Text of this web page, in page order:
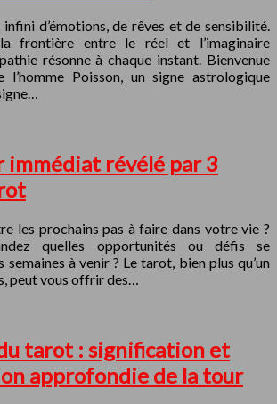
d’émotions, de rêves et de sensibilité.
frontière entre le réel et l’imaginaire
résonne à chaque instant. Bienvenue
l’homme Poisson, un signe astrologique
immédiat révélé par 3
les prochains pas à faire dans votre vie ?
quelles opportunités ou défis se
à venir ? Le tarot, bien plus qu’un
peut vous offrir des…
tarot : signification et
approfondie de la tour